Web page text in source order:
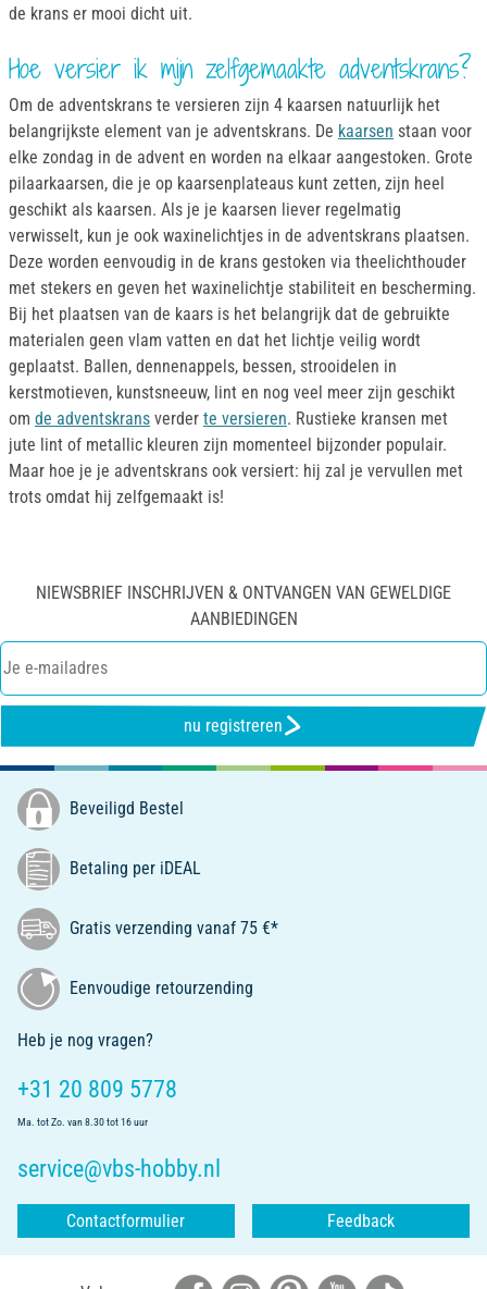
de krans er mooi dicht uit.
Hoe versier ik mijn zelfgemaakte adventskrans?
Om de adventskrans te versieren zijn 4 kaarsen natuurlijk het
belangrijkste element van je adventskrans. De kaarsen staan voor
elke zondag in de advent en worden na elkaar aangestoken. Grote
pilaarkaarsen, die je op kaarsenplateaus kunt zetten, zijn heel
geschikt als kaarsen. Als je je kaarsen liever regelmatig
verwisselt, kun je ook waxinelichtjes in de adventskrans plaatsen.
Deze worden eenvoudig in de krans gestoken via theelichthouder
met stekers en geven het waxinelichtje stabiliteit en bescherming.
Bij het plaatsen van de kaars is het belangrijk dat de gebruikte
materialen geen vlam vatten en dat het lichtje veilig wordt
geplaatst. Ballen, dennenappels, bessen, strooidelen in
kerstmotieven, kunstsneeuw, lint en nog veel meer zijn geschikt
om de adventskrans verder te versieren. Rustieke kransen met
jute lint of metallic kleuren zijn momenteel bijzonder populair.
Maar hoe je je adventskrans ook versiert: hij zal je vervullen met
trots omdat hij zelfgemaakt is!
NIEWSBRIEF INSCHRIJVEN & ONTVANGEN VAN GEWELDIGE
AANBIEDINGEN
nu registreren
Beveiligd Bestel
Betaling per iDEAL
Gratis verzending vanaf 75 €*
Eenvoudige retourzending
Heb je nog vragen?
+31 20 809 5778
Ma. tot Zo. van 8.30 tot 16 uur
service@vbs-hobby.nl
Contactformulier Feedback